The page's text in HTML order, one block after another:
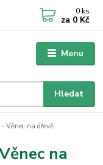
Menu
Hledat
0 ks
za 0 Kč
Věnec na dřevě
na